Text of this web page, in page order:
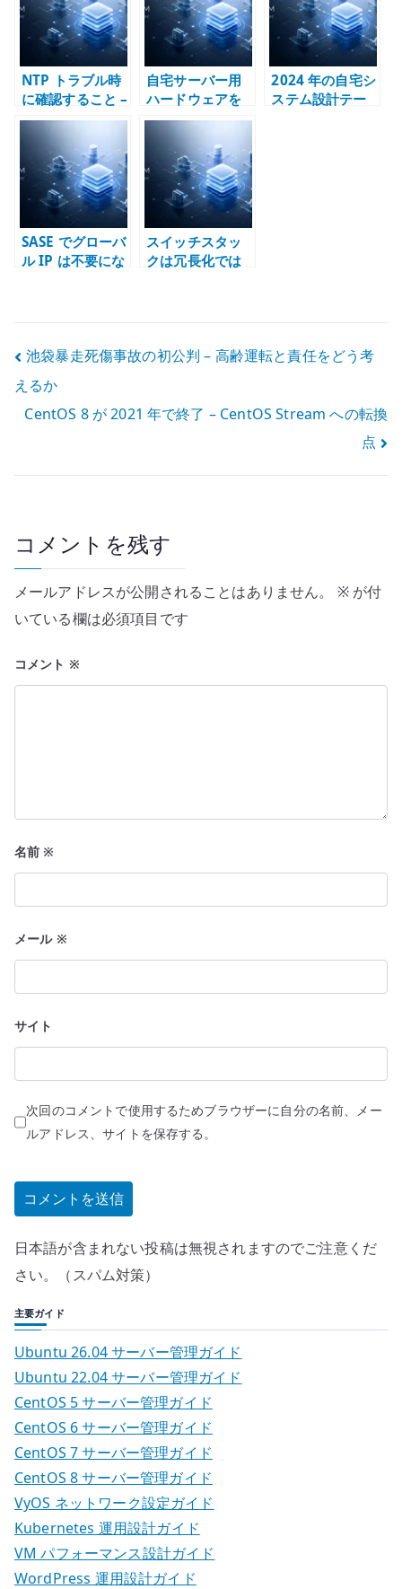
設計
NTP トラブル時
に確認すること –
chrony、
ntpd、
timesyncd の整
理
自宅サーバー用
ハードウェアを
どう選ぶか – 小
型ベアボーンで
KVM 基盤を作る
2024 年の自宅シ
ステム設計テー
SASE でグローバ
ル IP は不要にな
スイッチスタッ
クは冗長化では
投
稿
ナ
ビ
ー
シ
ョ
ン
池袋暴走死傷事故の初公判 – 高齢運転と責任をどう考
えるか
CentOS 8 が 2021 年で終了 – CentOS Stream への転換
点
コメントを残す
メールアドレスが公開されることはありません。 ※が付
いている欄は必須項目です
コメント ※
名前※
メール ※
サイト
次回のコメントで使用するためブラウザーに自分の名前、メー
ルアドレス、サイトを保存する。
日本語が含まれない投稿は無視されますのでご注意くだ
さい。（スパム対策）
主要ガイド
Ubuntu 26.04 サーバー管理ガイド
Ubuntu 22.04 サーバー管理ガイド
CentOS 5 サーバー管理ガイド
CentOS 6 サーバー管理ガイド
CentOS 7 サーバー管理ガイド
CentOS 8 サーバー管理ガイド
VyOS ネットワーク設定ガイド
Kubernetes 運用設計ガイド
VM パフォーマンス設計ガイド
WordPress 運用設計ガイド